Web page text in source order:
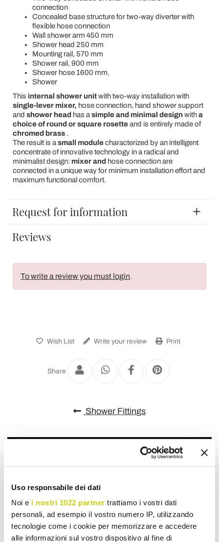
Uso responsabile dei dati
Noi e i nostri 1022 partner trattiamo i vostri dati
personali, ad esempio il vostro numero IP, utilizzando
tecnologie come i cookie per memorizzare e accedere
alle informazioni sul vostro dispositivo al fine di
connection
Concealed base structure for two-way diverter with
flexible hose connection
Wall shower arm 450 mm
Shower head 250 mm
Mounting rail, 570 mm
Shower rail, 900 mm
Shower hose 1600 mm,
Shower
This internal shower unitwith two-way installation with
single-lever mixer, hose connection, hand shower support
and shower head has a simple and minimal design witha
choice of round or square rosetteand is entirely made of
chromed brass.
The result is a small modulecharacterized by an intelligent
concentrate of innovative technology in a radical and
minimalist design: mixer and hose connection are
connected in a unique way for minimum installation effort and
maximum functional comfort.
Request for information
Reviews
To write a review you must login.
Wish List Write your review Print
Share
Shower Fittings